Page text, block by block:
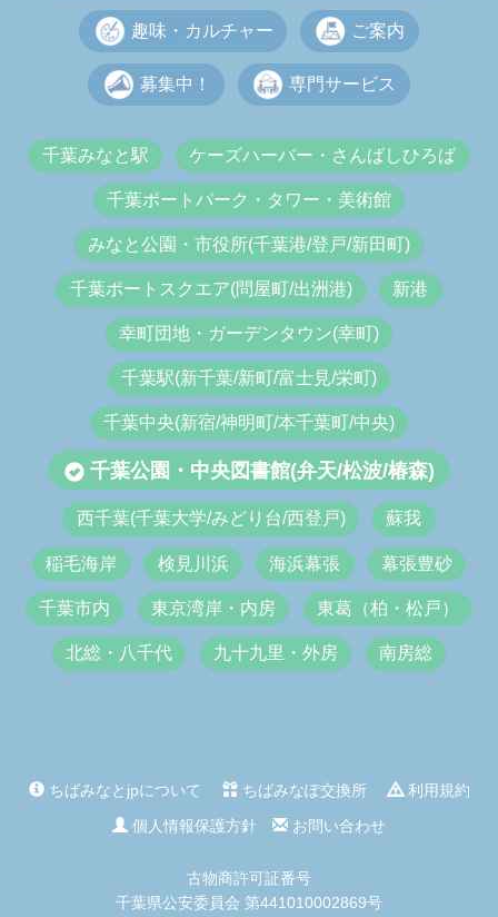
趣味・カルチャー ご案内
募集中！ 専門サービス
千葉みなと駅 ケーズハーバー・さんばしひろば
千葉ポートパーク・タワー・美術館
みなと公園・市役所(千葉港/登戸/新田町)
千葉ポートスクエア(問屋町/出洲港) 新港
幸町団地・ガーデンタウン(幸町)
千葉駅(新千葉/新町/富士見/栄町)
千葉中央(新宿/神明町/本千葉町/中央)
千葉公園・中央図書館(弁天/松波/椿森)
西千葉(千葉大学/みどり台/西登戸) 蘇我
稲毛海岸 検見川浜 海浜幕張 幕張豊砂
千葉市内 東京湾岸・内房 東葛（柏・松戸）
北総・八千代 九十九里・外房 南房総
ちばみなとjpについて ちばみなぽ交換所
利用規約
個人情報保護方針
お問い合わせ
古物商許可証番号
千葉県公安委員会 第441010002869号